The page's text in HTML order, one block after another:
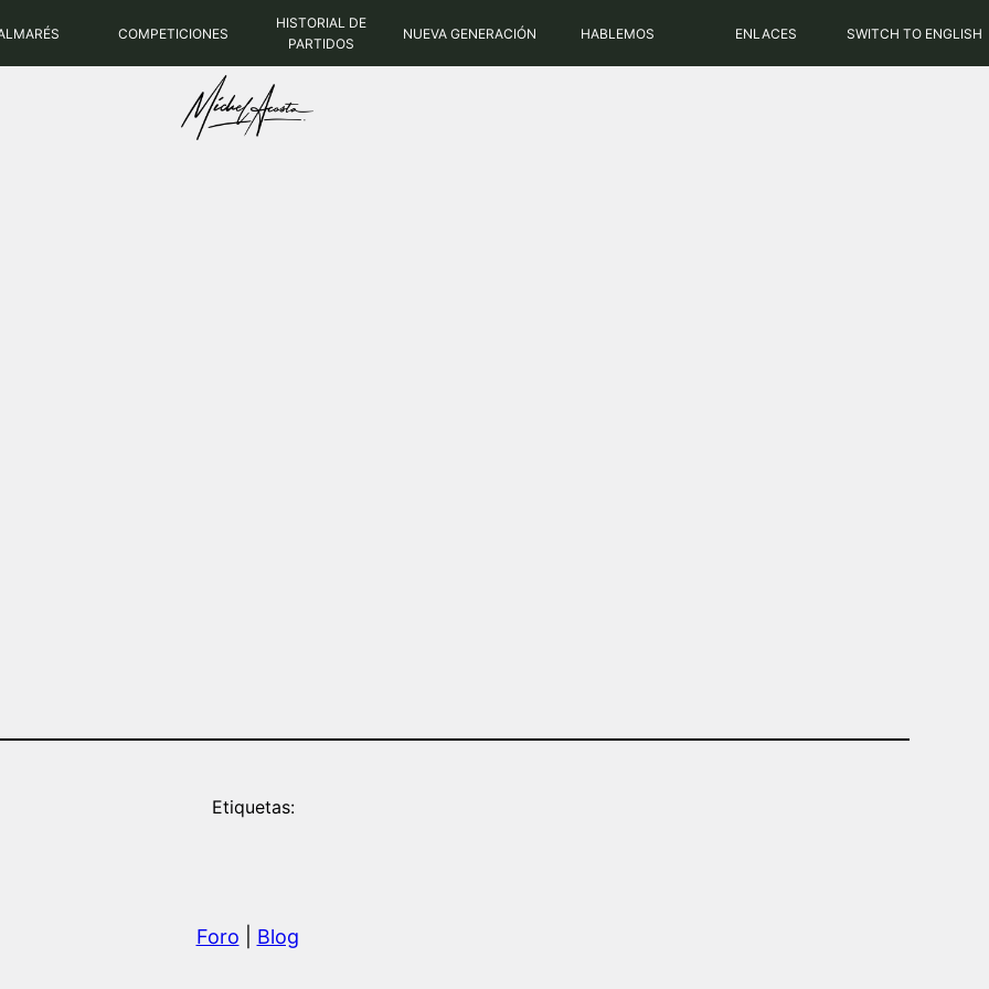
COMPETICIONES
HISTORIAL DE
PARTIDOS
NUEVA GENERACIÓN HABLEMOS ENLACES SWITCH TO ENGLISH
Etiquetas:
Foro Blog